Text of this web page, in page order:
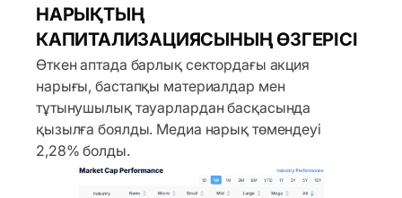
НАРЫҚТЫҢ
КАПИТАЛИЗАЦИЯСЫНЫҢ ӨЗГЕРІСІ
Өткен аптада барлық сектордағы акция
нарығы, бастапқы материалдар мен
тұтынушылық тауарлардан басқасында
қызылға боялды. Медиа нарық төмендеуі
2,28% болды.